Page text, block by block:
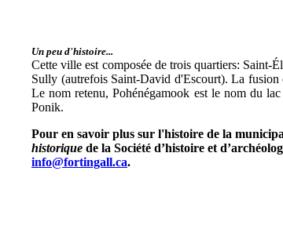
Un peu d'histoire...
Cette ville est composée de trois quartiers: Saint-
Sully (autrefois Saint-David d'Escourt). La fusion
Le nom retenu, Pohénégamook est le nom du
Ponik.
Pour en savoir plus sur l'histoire de la
historique de la Société d’histoire et
info@fortingall.ca.